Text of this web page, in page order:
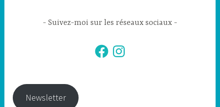
Suivez-moi sur les réseaux sociaux
FacebookInstagram
Newsletter